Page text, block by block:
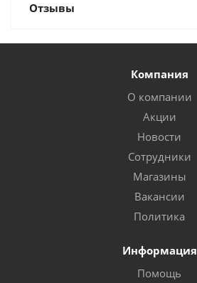
Отзывы
Компания
О компании
Акции
Новости
Сотрудники
Магазины
Вакансии
Политика
Информация
Помощь